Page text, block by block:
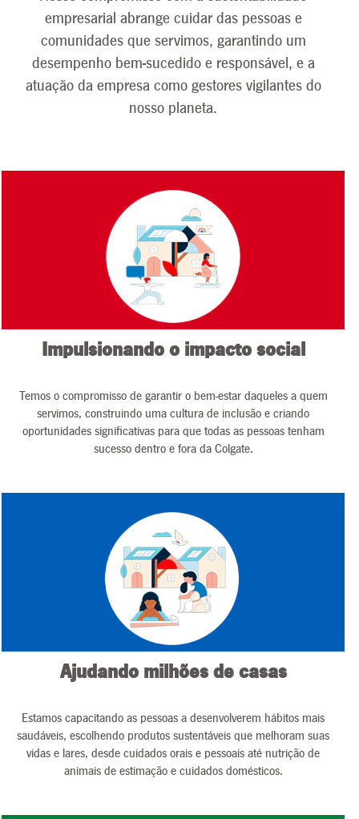
incríveis e novos
desafios na área
de
sustentabilidade.
Começamos esta
nova década com
último ano da
sustentabilidade
de 2015 a 2020.
empresarial abrange cuidar das pessoas e
comunidades que servimos, garantindo um
desempenho bem-sucedido e responsável, e a
atuação da empresa como gestores vigilantes do
nosso planeta.
Impulsionando o impacto social
Temos o compromisso de garantir o bem-estar daqueles a quem
servimos, construindo uma cultura de inclusão e criando
oportunidades significativas para que todas as pessoas tenham
sucesso dentro e fora da Colgate.
Ajudando milhões de casas
Estamos capacitando as pessoas a desenvolverem hábitos mais
saudáveis, escolhendo produtos sustentáveis que melhoram suas
vidas e lares, desde cuidados orais e pessoais até nutrição de
animais de estimação e cuidados domésticos.